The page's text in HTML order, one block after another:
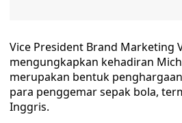
Vice President Brand Marketing
mengungkapkan kehadiran
merupakan bentuk
para penggemar sepak bola,
Inggris.